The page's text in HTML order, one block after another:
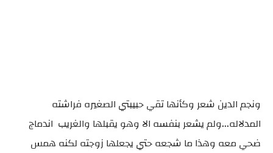
ونجم الدين شعر وكأنها تقي حبيبتي الصغيره فراشته
المدلاله...ولم يشعر بنفسه الا وهو يقبلها والغريب اندماج
ضحي معه وهذا ما شجعه حتي يجعلها زوجته لكنه همس